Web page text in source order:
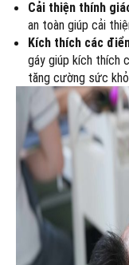
Cải thiện thính
an toàn giúp cải
Kích thích các
gáy giúp kích thích
tăng cường sức